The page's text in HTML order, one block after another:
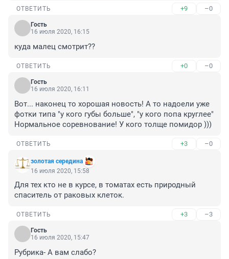
ОТВЕТИТЬ +9 –0
Гость
16 июля 2020, 16:15
куда малец смотрит??
ОТВЕТИТЬ +0 –0
Гость
16 июля 2020, 16:11
Вот... наконец то хорошая новость! А то надоели уже
фотки типа "у кого губы больше", "у кого попа круглее"
Нормальное соревнование! У кого толще помидор )))
ОТВЕТИТЬ +3 –0
золотая середина
16 июля 2020, 15:58
Для тех кто не в курсе, в томатах есть природный
спаситель от раковых клеток.
ОТВЕТИТЬ +3 –3
Гость
16 июля 2020, 15:47
Рубрика- А вам слабо?